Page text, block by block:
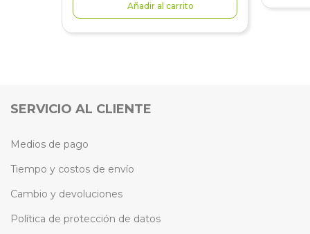
Añadir al carrito
SERVICIO AL CLIENTE
Medios de pago
Tiempo y costos de envío
Cambio y devoluciones
Política de protección de datos